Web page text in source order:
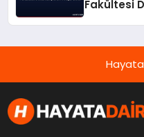
Fakültesi